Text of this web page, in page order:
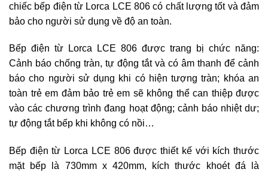
chiếc bếp điện từ Lorca LCE 806 có chất lượng tốt và đảm
bảo cho người sử dụng về độ an toàn.
Bếp điện từ Lorca LCE 806 được trang bị chức năng:
Cảnh báo chống tràn, tự động tắt và có âm thanh để cảnh
báo cho người sử dụng khi có hiện tượng tràn; khóa an
toàn trẻ em đảm bảo trẻ em sẽ không thể can thiệp được
vào các chương trình đang hoạt động; cảnh báo nhiệt dư;
tự động tắt bếp khi không có nồi…
Bếp điện từ Lorca LCE 806 được thiết kế với kích thước
mặt bếp là 730mm x 420mm, kích thước khoét đá là